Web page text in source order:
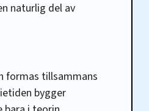
naturlig del av
formas tillsammans
bygger